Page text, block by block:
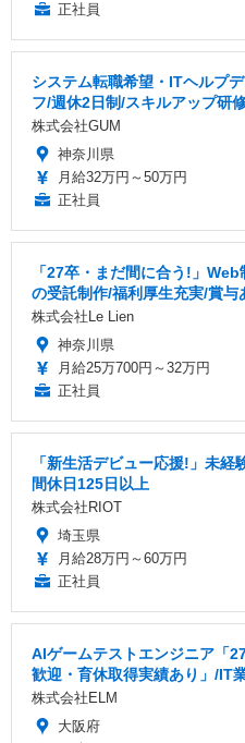
正社員
システム転職希望・ITヘルプ
フ/週休2日制/スキルアップ研
株式会社GUM
神奈川県
月給32万円～50万円
正社員
「27卒・まだ間に合う!」
の受託制作/福利厚生充実/賞与
株式会社Le Lien
神奈川県
月給25万700円～32万円
正社員
「新生活デビュー応援!」未
間休日125日以上
株式会社RIOT
埼玉県
月給28万円～60万円
正社員
AIゲームテストエンジニア「
歓迎・育休取得実績あり」/IT
株式会社ELM
大阪府